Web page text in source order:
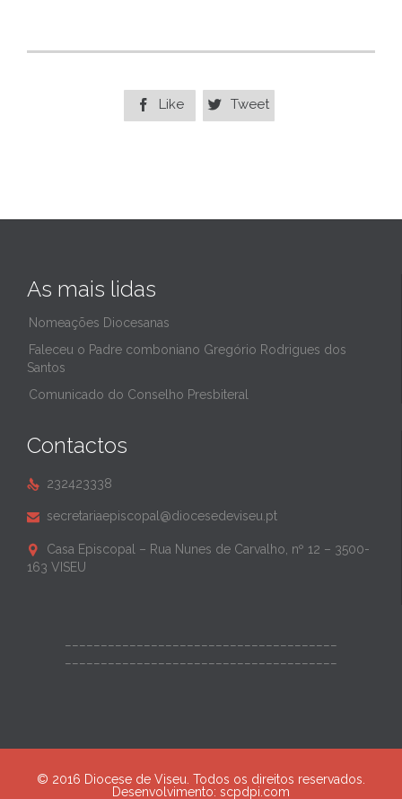
 Like  Tweet
As mais lidas
Nomeações Diocesanas
Faleceu o Padre comboniano Gregório Rodrigues dos
Santos
Comunicado do Conselho Presbiteral
Contactos
 232423338
 secretariaepiscopal@diocesedeviseu.pt

Casa Episcopal – Rua Nunes de Carvalho, nº 12 – 3500-
163 VISEU
© 2016 Diocese de Viseu. Todos os direitos reservados.
Desenvolvimento: scpdpi.com